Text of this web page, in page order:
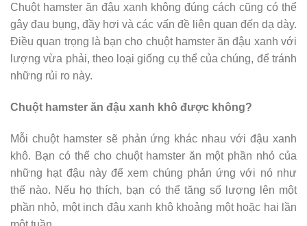
Chuột hamster ăn đậu xanh không đúng cách cũng có thể
gây đau bụng, đầy hơi và các vấn đề liên quan đến dạ dày.
Điều quan trọng là bạn cho chuột hamster ăn đậu xanh với
lượng vừa phải, theo loại giống cụ thể của chúng, để tránh
những rủi ro này.
Chuột hamster ăn đậu xanh khô được không?
Mỗi chuột hamster sẽ phản ứng khác nhau với đậu xanh
khô. Bạn có thể cho chuột hamster ăn một phần nhỏ của
những hạt đậu này để xem chúng phản ứng với nó như
thế nào. Nếu họ thích, bạn có thể tăng số lượng lên một
phần nhỏ, một inch đậu xanh khô khoảng một hoặc hai lần